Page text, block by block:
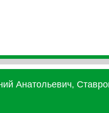
Анатольевич,